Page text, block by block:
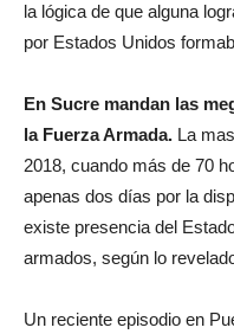
la lógica de que alguna
por Estados Unidos
En Sucre mandan las
la Fuerza Armada. La
2018, cuando más de 70
apenas dos días por la
existe presencia del
armados, según lo
Un reciente episodio en